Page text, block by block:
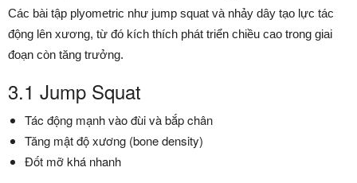
Các bài tập plyometric như jump squat và nhảy dây tạo lực tác
động lên xương, từ đó kích thích phát triển chiều cao trong giai
đoạn còn tăng trưởng.
3.1 Jump Squat
Tác động mạnh vào đùi và bắp chân
Tăng mật độ xương (bone density)
Đốt mỡ khá nhanh